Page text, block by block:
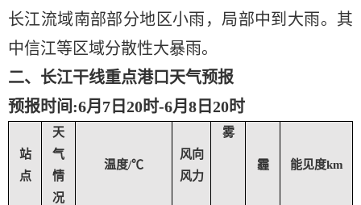
长江流域南部部分地区小雨，局部中到大雨。其
中信江等区域分散性大暴雨。
二、长江干线重点港口天气预报
预报时间 :6月7日20时-6月8日20时
站
点
天
气
情
况
温度/℃
风向
风力
雾
霾 能见度km